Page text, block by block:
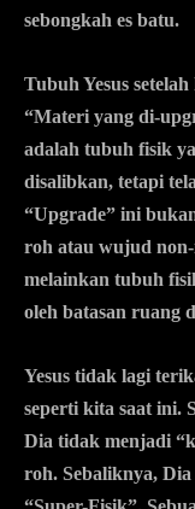
sebongkah es batu.
Tubuh Yesus
“Materi yang di-
adalah tubuh fisik
disalibkan, tetapi
“Upgrade” ini
roh atau wujud
melainkan tubuh
oleh batasan ruang
Yesus tidak lagi
seperti kita saat ini.
Dia tidak menjadi
roh. Sebaliknya,